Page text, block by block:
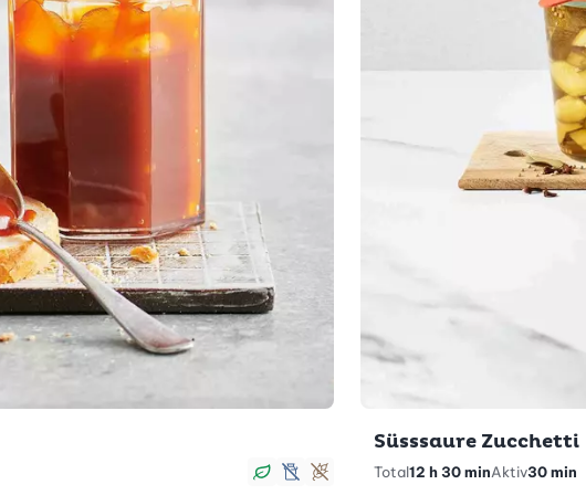
veganlactosefrei
glutenfrei
Süsssaure Zucchetti
Total12 h 30 minAktiv30 min